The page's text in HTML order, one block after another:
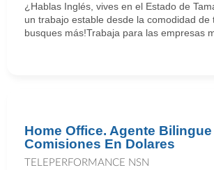
¿Hablas Inglés, vives en el Estado de
un trabajo estable desde la comodidad de
busques más!Trabaja para las empresas
Home Office. Agente Bilingue
Comisiones En Dolares
TELEPERFORMANCE NSN